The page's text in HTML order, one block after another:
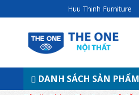
Huu Thinh Furniture
DANH SÁCH SẢN PHẨM